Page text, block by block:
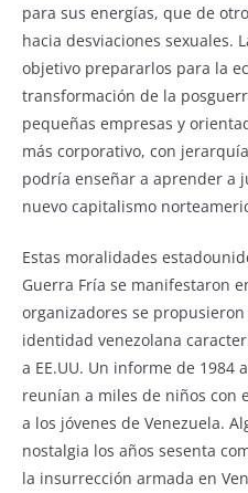
para sus energías, que de
hacia desviaciones sexuales.
objetivo prepararlos para la
transformación de la
pequeñas empresas y
más corporativo, con
podría enseñar a aprender a
nuevo capitalismo
Estas moralidades
Guerra Fría se manifestaron
organizadores se
identidad venezolana
a EE.UU. Un informe de 1984
reunían a miles de niños con
a los jóvenes de Venezuela.
nostalgia los años sesenta
la insurrección armada en